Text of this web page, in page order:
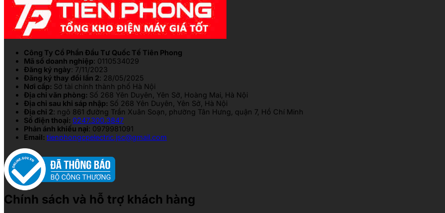
Công Ty Cổ Phần Đầu Tư Quốc Tế Tiên Phong
Mã số doanh nghiệp: 0110534029
Đăng ký ngày: 7/11/2023
Đăng ký thay đổi lần 2: 28/05/2025
Nơi cấp: Sở tài chính thành phố Hà Nội
Địa chỉ văn phòng: Số 268 Yên Duyên, Yên Sở, Hoàng Mai, Hà Nội
Địa chỉ sau khi sáp nhập: Số 268 Yên Duyên, Yên Sở, Hà Nội
Địa chỉ 2: ngõ 861 đường Trần Xuân Soạn, phường Tân Hưng, quận 7, Hồ Chí Minh
Số điện thoại: 0247.300.3847
Phản ánh khiếu nại: 0979981091
Email: tienphongcpelectric.jsc@gmail.com
Chính sách và hỗ trợ khách hàng